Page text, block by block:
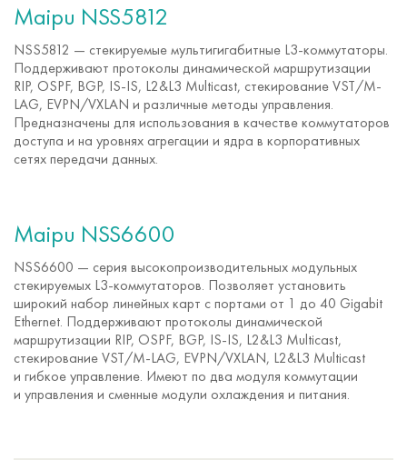
Maipu NSS5812
NSS5812 — стекируемые мультигигабитные L3-коммутаторы.
Поддерживают протоколы динамической маршрутизации
RIP, OSPF, BGP, IS-IS, L2&L3 Multicast, стекирование VST/M-
LAG, EVPN/VXLAN и различные методы управления.
Предназначены для использования в качестве коммутаторов
доступа и на уровнях агрегации и ядра в корпоративных
сетях передачи данных.
Maipu NSS6600
NSS6600 — серия высокопроизводительных модульных
стекируемых L3-коммутаторов. Позволяет установить
широкий набор линейных карт с портами от 1 до 40 Gigabit
Ethernet. Поддерживают протоколы динамической
маршрутизации RIP, OSPF, BGP, IS-IS, L2&L3 Multicast,
стекирование VST/M-LAG, EVPN/VXLAN, L2&L3 Multicast
и гибкое управление. Имеют по два модуля коммутации
и управления и сменные модули охлаждения и питания.